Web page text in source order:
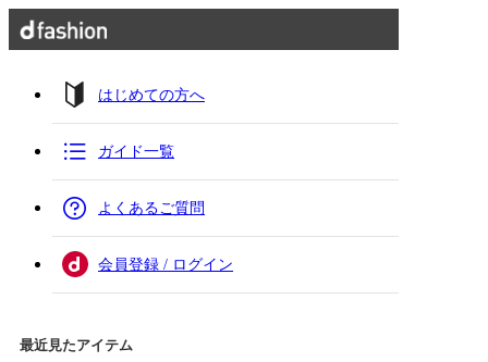
はじめての方へ
ガイド一覧
よくあるご質問
会員登録 / ログイン
最近見たアイテム